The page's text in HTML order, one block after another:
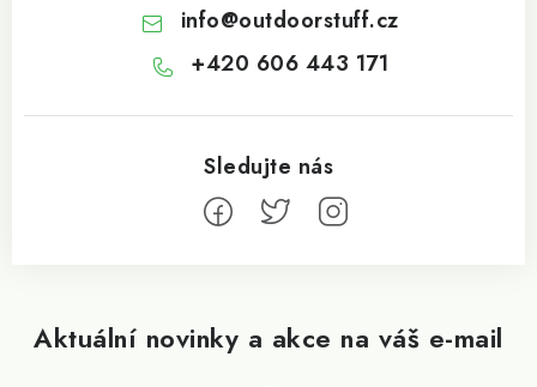
Aktuální novinky a akce na váš e-mail
info@outdoorstuff.cz
+420 606 443 171